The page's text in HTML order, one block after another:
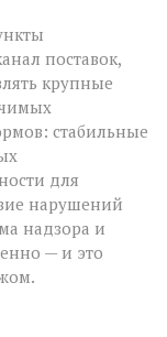
поставок,
крупные
стабильные
для
нарушений
надзора и
— и это